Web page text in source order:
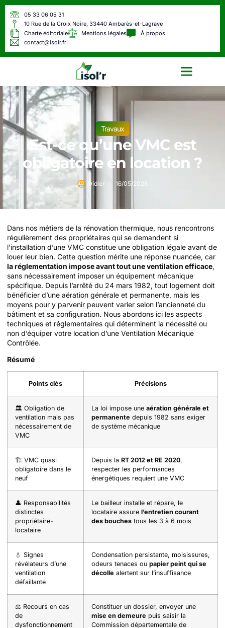
05 33 06 05 31
10 Rue de la Croix Noire, 33440 Ambarès-et-Lagrave
Charte éditoriale
Mentions légales
À propos
contact@isolr.fr
Travaux
Est-ce qu’une VMC est
obligatoire en location ?
Didier 16/05/2026
Dans nos métiers de la rénovation thermique, nous rencontrons
régulièrement des propriétaires qui se demandent si
l’installation d’une VMC constitue une obligation légale avant de
louer leur bien. Cette question mérite une réponse nuancée, car
la réglementation impose avant tout une ventilation efficace,
sans nécessairement imposer un équipement mécanique
spécifique. Depuis l’arrêté du 24 mars 1982, tout logement doit
bénéficier d’une aération générale et permanente, mais les
moyens pour y parvenir peuvent varier selon l’ancienneté du
bâtiment et sa configuration. Nous abordons ici les aspects
techniques et réglementaires qui déterminent la nécessité ou
non d’équiper votre location d’une Ventilation Mécanique
Contrôlée.
Résumé
Points clés Précisions
🏛️ Obligation de
ventilation mais pas
nécessairement de
VMC
La loi impose une aération générale et
permanente depuis 1982 sans exiger
de système mécanique
🏗️ VMC quasi
obligatoire dans le
neuf
Depuis la RT 2012 et RE 2020,
respecter les performances
énergétiques requiert une VMC
👤 Responsabilités
distinctes
propriétaire-
locataire
Le bailleur installe et répare, le
locataire assure l’entretien courant
des bouches tous les 3 à 6 mois
💧 Signes
révélateurs d’une
ventilation
défaillante
Condensation persistante, moisissures,
odeurs tenaces ou papier peint qui se
décolle alertent sur l’insuffisance
⚖️ Recours en cas
de
dysfonctionnement
Constituer un dossier, envoyer une
mise en demeure puis saisir la
Commission départementale de